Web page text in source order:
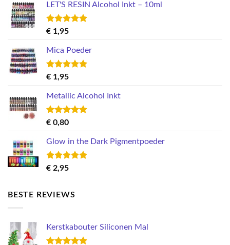
LET'S RESIN Alcohol Inkt – 10ml
Gewaardeerd
€ 1,95
Mica Poeder
Gewaardeerd
€ 1,95
Metallic Alcohol Inkt
Gewaardeerd
€ 0,80
Glow in the Dark Pigmentpoeder
Gewaardeerd
€ 2,95
BESTE REVIEWS
Kerstkabouter Siliconen Mal